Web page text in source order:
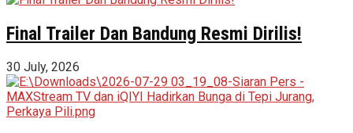
Final Trailer Dan Bandung Resmi Dirilis!
30 July, 2026